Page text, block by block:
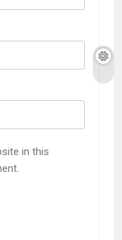
in this